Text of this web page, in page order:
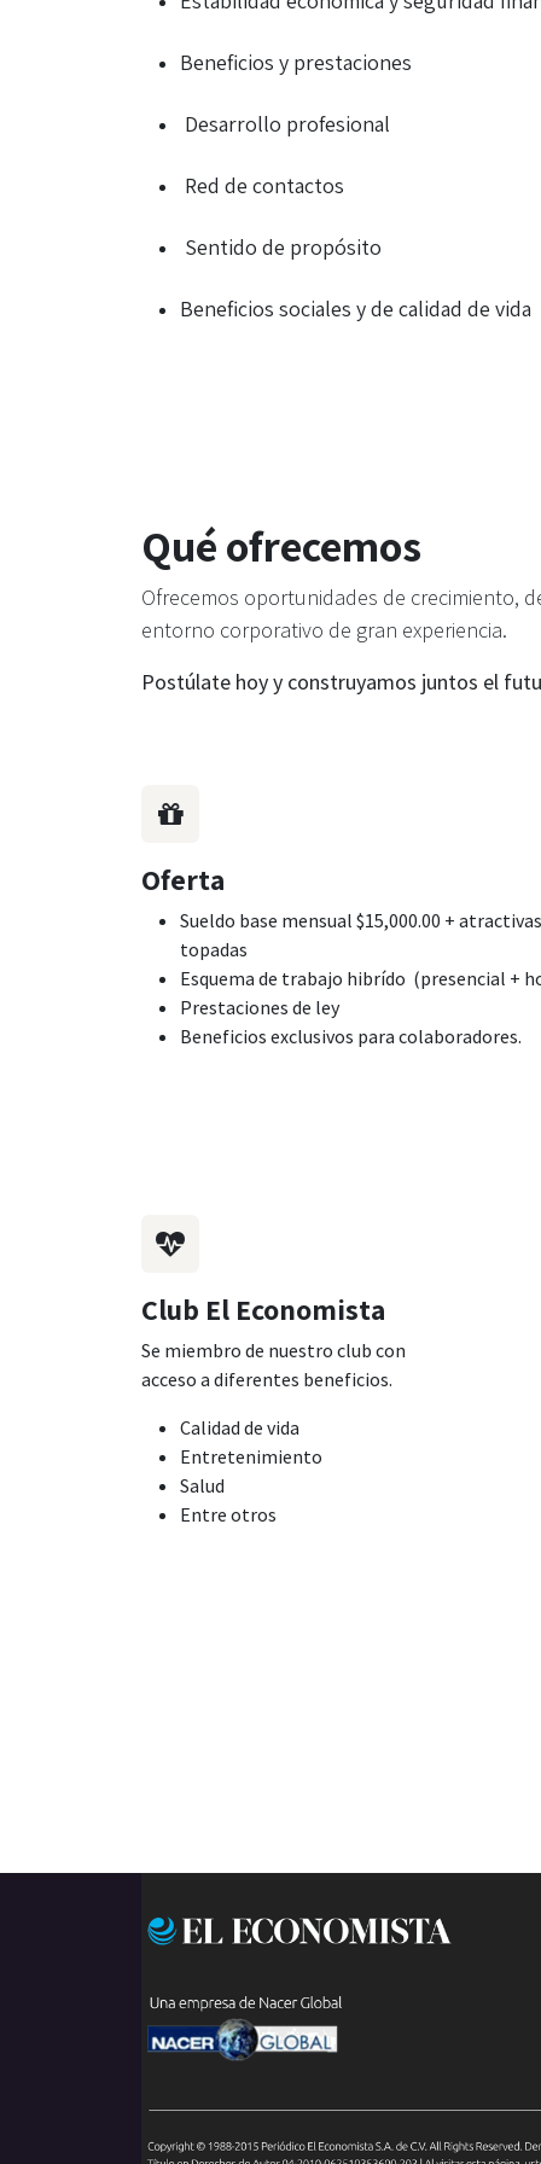
Beneficios y prestaciones
Desarrollo profesional
Red de contactos
Sentido de propósito
Beneficios sociales y de calidad de vida
Qué ofrecemos
Ofrecemos oportunidades de crecimiento,
entorno corporativo de gran experiencia.
Postúlate hoy y construyamos juntos el
Oferta
Sueldo base mensual $15,000.00 +
topadas
Esquema de trabajo hibrído (presencial +
Prestaciones de ley
Beneficios exclusivos para colaboradores.
Club El Economista
Se miembro de nuestro club con
acceso a diferentes beneficios.
Calidad de vida
Entretenimiento
Salud
Entre otros